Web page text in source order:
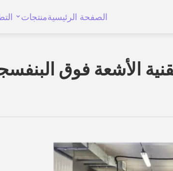
الصفحة الرئيسيةمنتجات
الأشعة فوق